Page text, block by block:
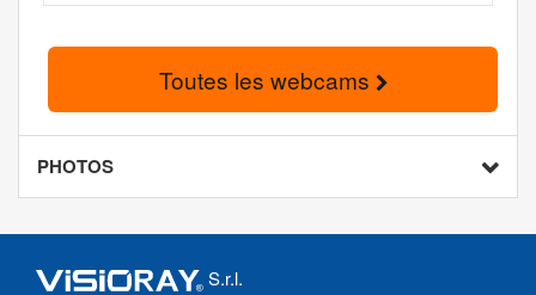
Toutes les webcams
PHOTOS
S.r.l.